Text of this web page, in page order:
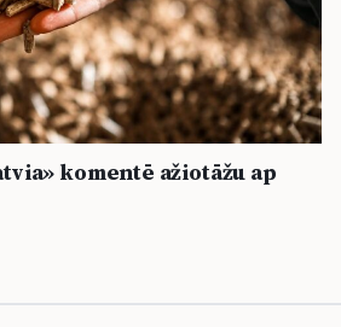
komentē ažiotāžu ap